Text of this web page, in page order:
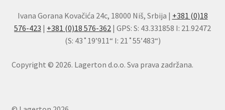
Ivana Gorana Kovačića 24c, 18000 Niš, Srbija | +381 (0)18
576-423 | +381 (0)18 576-362 | GPS: S: 43.331858 I: 21.92472
(S: 43˚19’911“ I: 21˚55’483“)
Copyright © 2026. Lagerton d.o.o. Sva prava zadržana.